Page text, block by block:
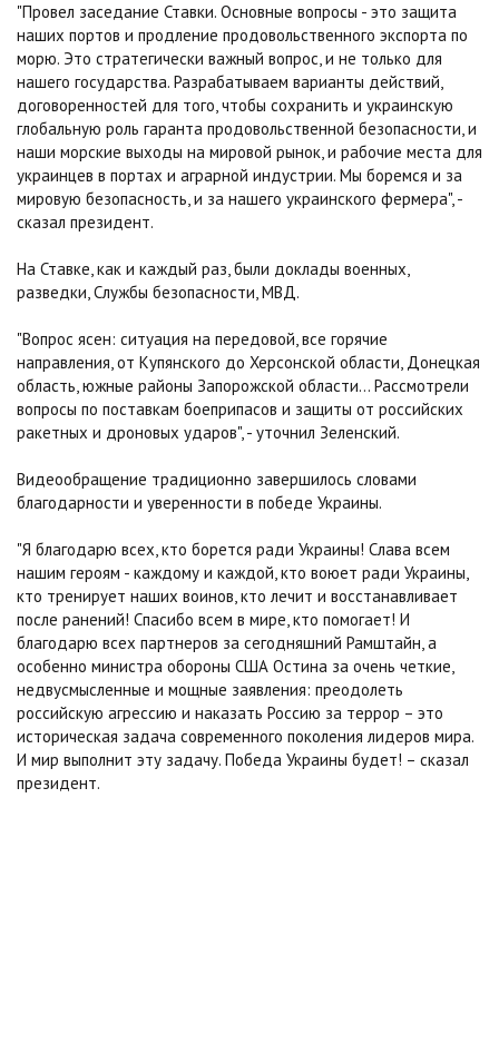
"Провел заседание Ставки. Основные вопросы - это защита
наших портов и продление продовольственного экспорта по
морю. Это стратегически важный вопрос, и не только для
нашего государства. Разрабатываем варианты действий,
договоренностей для того, чтобы сохранить и украинскую
глобальную роль гаранта продовольственной безопасности, и
наши морские выходы на мировой рынок, и рабочие места для
украинцев в портах и аграрной индустрии. Мы боремся и за
мировую безопасность, и за нашего украинского фермера", -
сказал президент.
На Ставке, как и каждый раз, были доклады военных,
разведки, Службы безопасности, МВД.
"Вопрос ясен: ситуация на передовой, все горячие
направления, от Купянского до Херсонской области, Донецкая
область, южные районы Запорожской области... Рассмотрели
вопросы по поставкам боеприпасов и защиты от российских
ракетных и дроновых ударов", - уточнил Зеленский.
Видеообращение традиционно завершилось словами
благодарности и уверенности в победе Украины.
"Я благодарю всех, кто борется ради Украины! Слава всем
нашим героям - каждому и каждой, кто воюет ради Украины,
кто тренирует наших воинов, кто лечит и восстанавливает
после ранений! Спасибо всем в мире, кто помогает! И
благодарю всех партнеров за сегодняшний Рамштайн, а
особенно министра обороны США Остина за очень четкие,
недвусмысленные и мощные заявления: преодолеть
российскую агрессию и наказать Россию за террор – это
историческая задача современного поколения лидеров мира.
И мир выполнит эту задачу. Победа Украины будет! – сказал
президент.